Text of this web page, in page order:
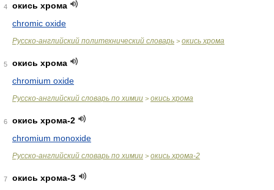
4
окись хрома
chromic oxide
Русско-английский политехнический словарь > окись хрома
5
окись хрома
chromium oxide
Русско-английский словарь по химии > окись хрома
6
окись хрома-2
chromium monoxide
Русско-английский словарь по химии > окись хрома-2
7
окись хрома-З